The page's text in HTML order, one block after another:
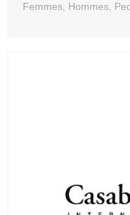
Femmes, Hommes,